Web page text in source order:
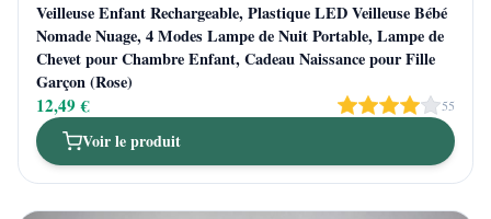
Veilleuse Enfant Rechargeable, Plastique LED Veilleuse Bébé
Nomade Nuage, 4 Modes Lampe de Nuit Portable, Lampe de
Chevet pour Chambre Enfant, Cadeau Naissance pour Fille
Garçon (Rose)
12,49 € 55
Voir le produit